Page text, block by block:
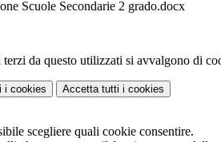
Scuole Secondarie 2 grado.docx
da questo utilizzati si avvalgono di
i cookies Accetta tutti i cookies
scegliere quali cookie consentire.